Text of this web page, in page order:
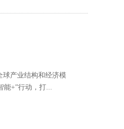
球产业结构和经济模
能+”行动，打...